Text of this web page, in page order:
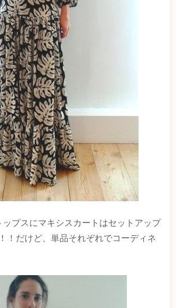
ップスにマキシスカートはセットアップ
！だけど、単品それぞれでコーディネ